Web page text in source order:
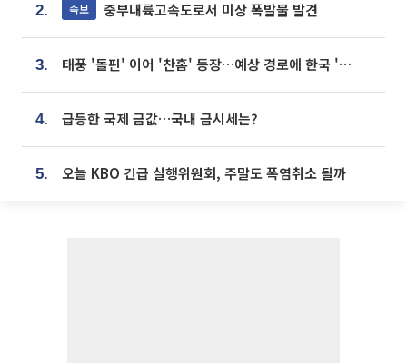
2. 속보 중부내륙고속도로서 미상 폭발물 발견
3. 태풍 '돌핀' 이어 '찬홈' 등장…예상 경로에 한국 '한숨'
4. 급등한 국제 금값…국내 금시세는?
5. 오늘 KBO 긴급 실행위원회, 주말도 폭염취소 될까